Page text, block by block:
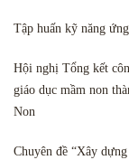
Tập huấn kỹ năng
Hội nghị Tổng kết
giáo dục mầm non
Non
Chuyên đề “Xây